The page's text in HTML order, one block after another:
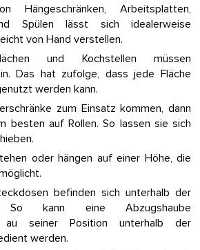
Hängeschränken, Arbeitsplatten,
Spülen lässt sich idealerweise
von Hand verstellen.
und Kochstellen müssen
Das hat zufolge, dass jede Fläche
werden kann.
zum Einsatz kommen, dann
besten auf Rollen. So lassen sie sich
oder hängen auf einer Höhe, die
befinden sich unterhalb der
So kann eine Abzugshaube
au seiner Position unterhalb der
werden.